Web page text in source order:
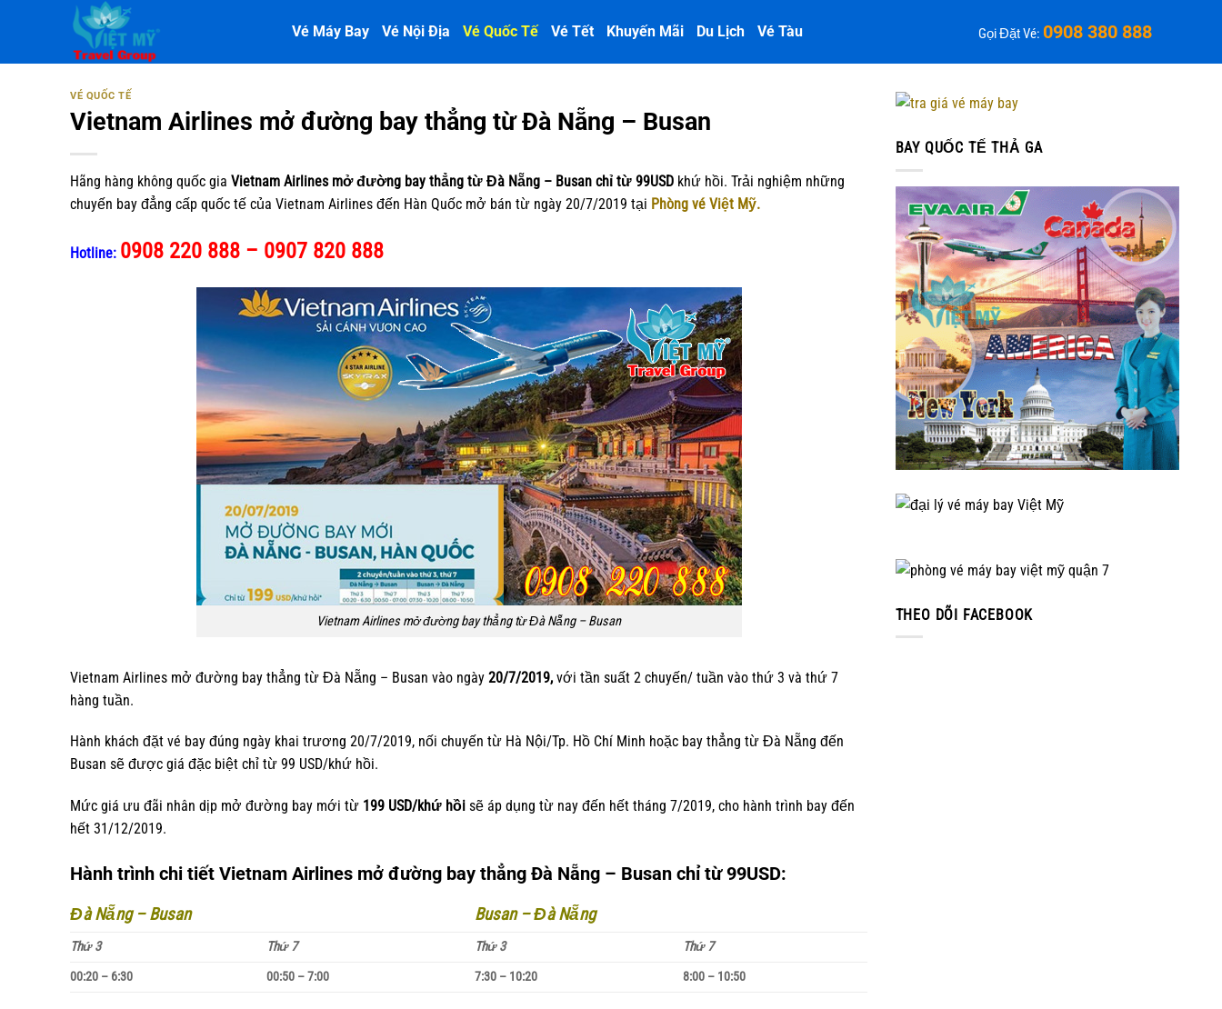
Vé Máy Bay Vé Nội Địa Vé Quốc Tế Vé Tết Khuyến Mãi Du Lịch Vé Tàu Gọi Đặt Vé: 0908 380 888
VÉ QUỐC TẾ
Vietnam Airlines mở đường bay thẳng từ Đà Nẵng – Busan
Hãng hàng không quốc gia Vietnam Airlines mở đường bay thẳng từ Đà Nẵng – Busan chỉ từ 99USD khứ hồi. Trải nghiệm những
chuyến bay đẳng cấp quốc tế của Vietnam Airlines đến Hàn Quốc mở bán từ ngày 20/7/2019 tại Phòng vé Việt Mỹ.
Hotline: 0908 220 888 – 0907 820 888
Vietnam Airlines mở đường bay thẳng từ Đà Nẵng – Busan
Vietnam Airlines mở đường bay thẳng từ Đà Nẵng – Busan vào ngày 20/7/2019, với tần suất 2 chuyến/ tuần vào thứ 3 và thứ 7
hàng tuần.
Hành khách đặt vé bay đúng ngày khai trương 20/7/2019, nối chuyến từ Hà Nội/Tp. Hồ Chí Minh hoặc bay thẳng từ Đà Nẵng đến
Busan sẽ được giá đặc biệt chỉ từ 99 USD/khứ hồi.
Mức giá ưu đãi nhân dịp mở đường bay mới từ 199 USD/khứ hồi sẽ áp dụng từ nay đến hết tháng 7/2019, cho hành trình bay đến
hết 31/12/2019.
Hành trình chi tiết Vietnam Airlines mở đường bay thẳng Đà Nẵng – Busan chỉ từ 99USD:
Đà Nẵng – Busan Busan – Đà Nẵng
Thứ 3 Thứ 7 Thứ 3
Thứ 7
00:20 – 6:30
00:50 – 7:00 7:30 – 10:20 8:00 – 10:50
BAY QUỐC TẾ THẢ GA
THEO DÕI FACEBOOK